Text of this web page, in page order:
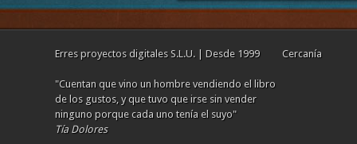
Erres proyectos digitales S.L.U. | Desde 1999
"Cuentan que vino un hombre vendiendo el libro
de los gustos, y que tuvo que irse sin vender
ninguno porque cada uno tenía el suyo"
Tía Dolores
Cercanía